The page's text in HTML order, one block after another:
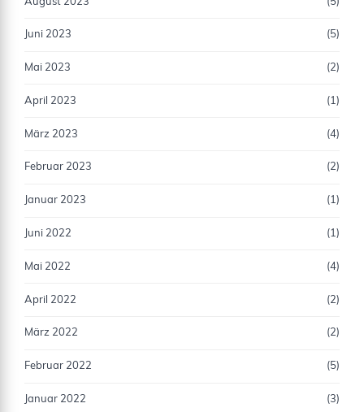
Juni 2023 (5)
Mai 2023 (2)
April 2023 (1)
März 2023 (4)
Februar 2023 (2)
Januar 2023 (1)
Juni 2022 (1)
Mai 2022 (4)
April 2022 (2)
März 2022 (2)
Februar 2022 (5)
Januar 2022 (3)